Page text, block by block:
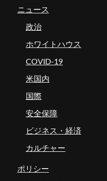
ニュース
政治
ホワイトハウス
COVID-19
米国内
国際
安全保障
ビジネス・経済
カルチャー
ポリシー